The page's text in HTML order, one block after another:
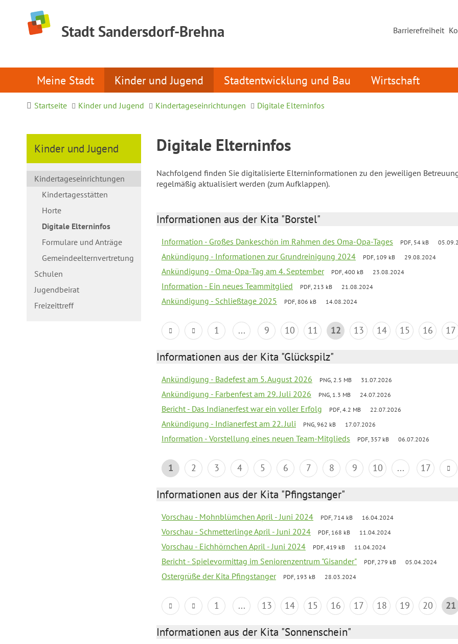
Stadt Sandersdorf-Brehna Barrierefreiheit
Meine Stadt Kinder und Jugend Stadtentwicklung und Bau Wirtschaft
Startseite Kinder und Jugend Kindertageseinrichtungen Digitale Elterninfos
Kinder und Jugend
Kindertageseinrichtungen
Kindertagesstätten
Horte
Digitale Elterninfos
Formulare und Anträge
Gemeindeelternvertretung
Schulen
Jugendbeirat
Freizeittreff
Digitale Elterninfos
Nachfolgend finden Sie digitalisierte Elterninformationen zu den jeweiligen
regelmäßig aktualisiert werden (zum Aufklappen).
Informationen aus der Kita "Borstel"
Information - Großes Dankeschön im Rahmen des Oma-Opa-Tages PDF, 54 kB
Ankündigung - Informationen zur Grundreinigung 2024 PDF, 109 kB 29.08.2024
Ankündigung - Oma-Opa-Tag am 4. September PDF, 400 kB 23.08.2024
Information - Ein neues Teammitglied PDF, 213 kB 21.08.2024
Ankündigung - Schließtage 2025 PDF, 806 kB 14.08.2024
1 ... 9 10 11 12 13 14 15 16 17
Informationen aus der Kita "Glückspilz"
Ankündigung - Badefest am 5. August 2026 PNG, 2.5 MB 31.07.2026
Ankündigung - Farbenfest am 29. Juli 2026 PNG, 1.3 MB 24.07.2026
Bericht - Das Indianerfest war ein voller Erfolg PDF, 4.2 MB 22.07.2026
Ankündigung - Indianerfest am 22. Juli PNG, 962 kB 17.07.2026
Information - Vorstellung eines neuen Team-Mitglieds PDF, 357 kB 06.07.2026
1 2 3 4 5 6 7 8 9 10 ... 17
Informationen aus der Kita "Pfingstanger"
Vorschau - Mohnblümchen April - Juni 2024 PDF, 714 kB 16.04.2024
Vorschau - Schmetterlinge April - Juni 2024 PDF, 168 kB 11.04.2024
Vorschau - Eichhörnchen April - Juni 2024 PDF, 419 kB 11.04.2024
Bericht - Spielevormittag im Seniorenzentrum "Gisander" PDF, 279 kB 05.04.2024
Ostergrüße der Kita Pfingstanger PDF, 193 kB 28.03.2024
1 ... 13 14 15 16 17 18 19 20 21
Informationen aus der Kita "Sonnenschein"